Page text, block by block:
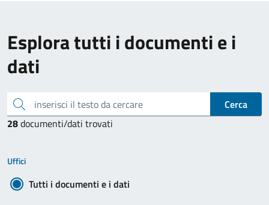
Esplora tutti i documenti e i
dati
inserisci il testo da cercare
Cerca
28documenti/dati trovati
Uffici
Tutti i documenti e i dati